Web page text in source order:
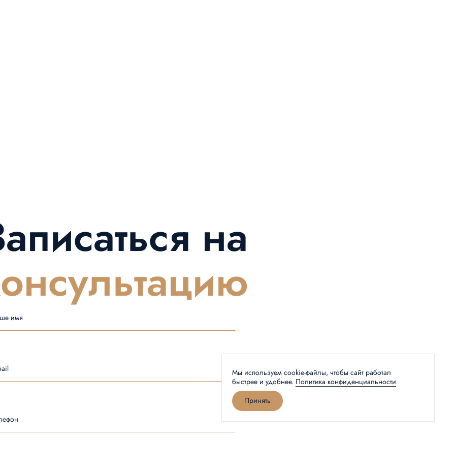
на
имя
Мы используем cookie-файлы, чтобы сайт работал
быстрее и удобнее. Политика конфиденциальности
Принять